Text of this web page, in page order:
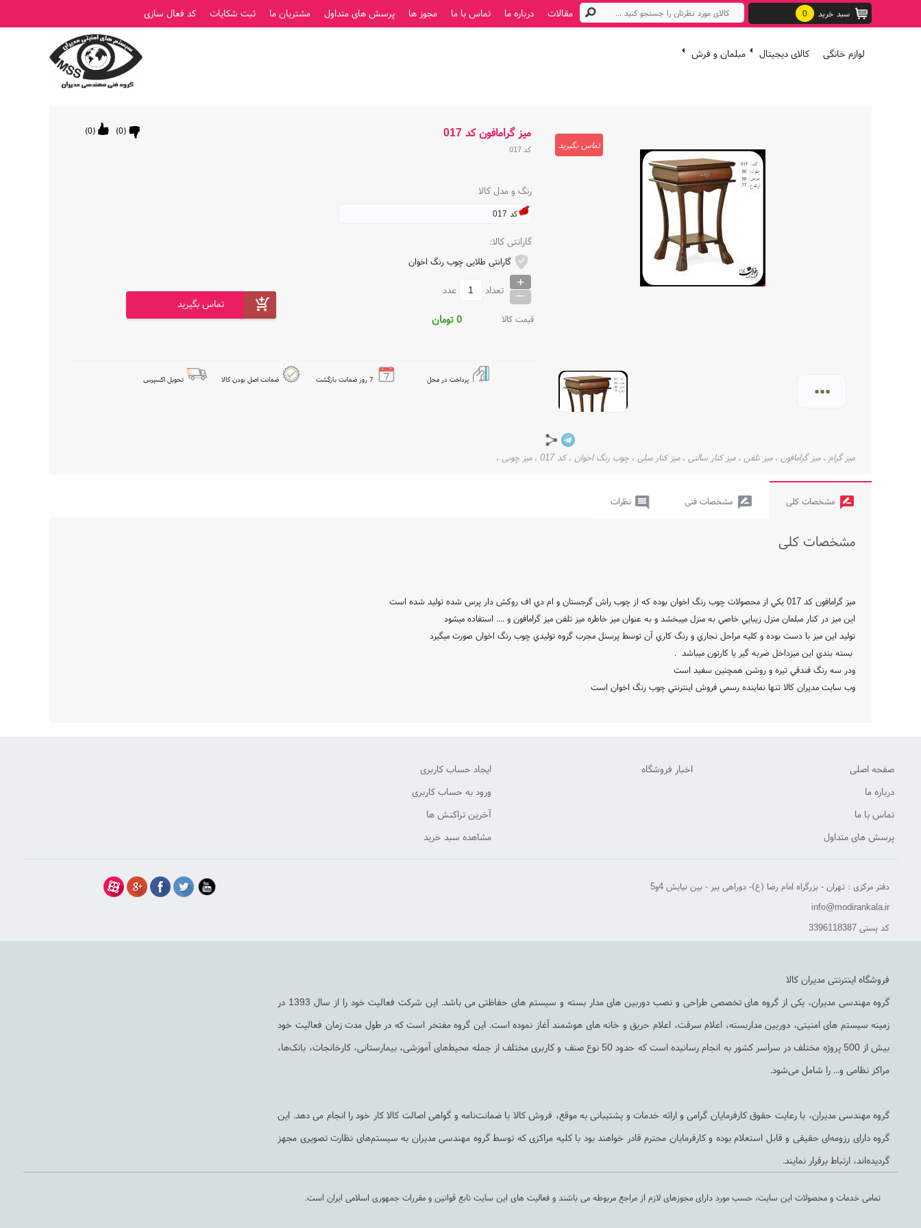
سبد خرید 0 مقالات درباره ما تماس با ما مجوز ها پرسش های متداول مشتریان ما ثبت شکایات
کد فعال سازی
ثبت نام
لوازم خانگی
کالای دیجیتال مبلمان و فرش
تماس بگیرید
...
میز گرامافون کد 017 (
0
) (
0
)
کد 017
رنگ و مدل کالا
کد 017
گارانتی کالا:
گارانتی طلایی چوب رنگ اخوان
تعداد
+
_ عدد
قیمت کالا 0تومان
پرداخت در محل 7 روز ضمانت بازگشت ضمانت اصل بودن کالا تحویل اکسپرس
میز گرام ، میز گرامافون ، میز تلفن ، میز کنار سالنی ، میز کنار مبلی ، چوب رنگ اخوان ،کد 017 ، میز چوبی ،
مشخصات کلی مشخصات فنی نظرات
مشخصات کلی
ميز گرامافون کد 017 يکي از محصولات چوب رنگ اخوان بوده که از چوب راش گرجستان و ام دي اف روکش دار پرس شده توليد شده است
اين ميز در کنار مبلمان منزل زيبايي خاصي به منزل ميبخشد و به عنوان ميز خاطره ميز تلفن ميز گرامافون و .... استفاده ميشود
توليد اين ميز با دست بوده و کليه مراحل نجاري و رنگ کاري آن توسط پرسنل مجرب گروه توليدي چوب رنگ اخوان صورت ميگيرد
بسته بندي اين ميزداخل ضربه گير يا کارتون ميباشد .
ودر سه رنگ فندقي تيره و روشن همچنين سفيد است
وب سايت مديران کالا تنها نماينده رسمي فروش اينترنتي چوب رنگ اخوان است
صفحه اصلی
درباره ما
تماس با ما
پرسش های متداول
اخبار فروشگاه
ایجاد حساب کاربری
ورود به حساب کاربری
آخرین تراکنش ها
مشاهده سبد خرید
دفتر مرکزی : تهران - بزرگراه امام رضا (ع)- دوراهی یبر - بین نیایش 4و5
info@modirankala.ir
کد پستی 3396118387
فروشگاه اینترنتی مدیران کالا
گروه مهندسی مدیران، یکی از گروه های تخصصی طراحی و نصب دوربین های مدار بسته و سیستم های حفاظتی می باشد. این شرکت فعالیت خود را از سال 1393 در
زمینه سیستم های امنیتی، دوربین مداربسته، اعلام سرقت، اعلام حریق و خانه های هوشمند آغاز نموده است. این گروه مفتخر است که در طول مدت زمان فعالیت خود
بیش از 500 پروژه مختلف در سراسر کشور به انجام رسانیده است که حدود 50 نوع صنف و کاربری مختلف از جمله محیط‌های آموزشی، بیمارستانی، کارخانجات، بانک‌ها،
مراکز نظامی و... را شامل می‌شود.
گروه مهندسی مدیران، با رعایت حقوق کارفرمایان گرامی و ارائه خدمات و پشتیبانی به ‌موقع، فروش کالا با ضمانت‌نامه و گواهی اصالت کالا کار خود را انجام می دهد. این
گروه دارای رزومه‌ای حقیقی و قابل استعلام بوده و کارفرمایان محترم قادر خواهند بود با کلیه مراکزی که توسط گروه مهندسی مدیران به سیستم‌های نظارت تصویری مجهز
گردیده‌اند، ارتباط برقرار نمایند.
تمامی خدمات و محصولات این سایت، حسب مورد دارای مجوزهای لازم از مراجع مربوطه می باشند و فعالیت های این سایت تابع قوانین و مقررات جمهوری اسلامی ایران است.